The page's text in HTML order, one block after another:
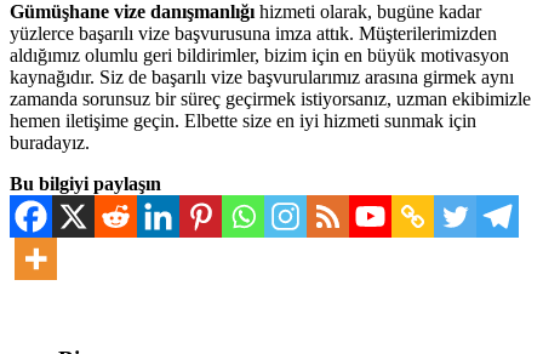
Gümüşhane vize danışmanlığı hizmeti olarak, bugüne kadar
yüzlerce başarılı vize başvurusuna imza attık. Müşterilerimizden
aldığımız olumlu geri bildirimler, bizim için en büyük motivasyon
kaynağıdır. Siz de başarılı vize başvurularımız arasına girmek aynı
zamanda sorunsuz bir süreç geçirmek istiyorsanız, uzman ekibimizle
hemen iletişime geçin. Elbette size en iyi hizmeti sunmak için
buradayız.
Bu bilgiyi paylaşın